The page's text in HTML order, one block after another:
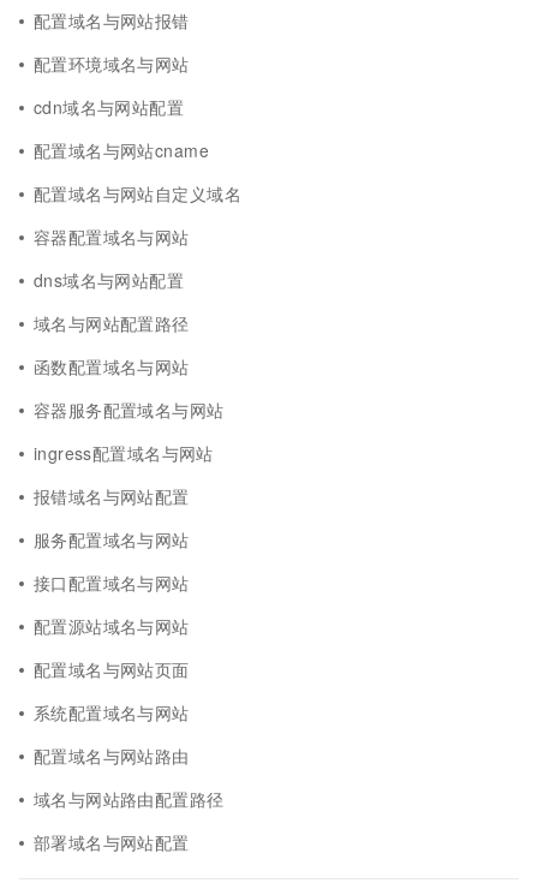
配置域名与网站报错
配置环境域名与网站
cdn域名与网站配置
配置域名与网站cname
配置域名与网站自定义域名
容器配置域名与网站
dns域名与网站配置
域名与网站配置路径
函数配置域名与网站
容器服务配置域名与网站
ingress配置域名与网站
报错域名与网站配置
服务配置域名与网站
接口配置域名与网站
配置源站域名与网站
配置域名与网站页面
系统配置域名与网站
配置域名与网站路由
域名与网站路由配置路径
部署域名与网站配置